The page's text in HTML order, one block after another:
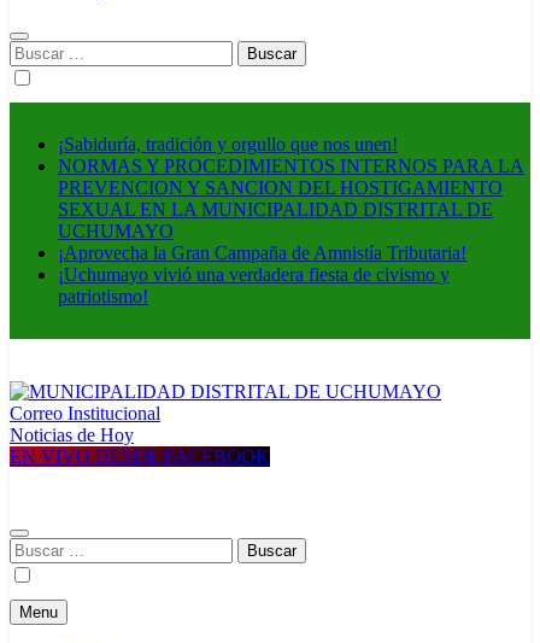
Buscar:
¡Sabiduría, tradición y orgullo que nos unen!
NORMAS Y PROCEDIMIENTOS INTERNOS PARA LA
PREVENCION Y SANCION DEL HOSTIGAMIENTO
SEXUAL EN LA MUNICIPALIDAD DISTRITAL DE
UCHUMAYO
¡Aprovecha la Gran Campaña de Amnistía Tributaria!
¡Uchumayo vivió una verdadera fiesta de civismo y
patriotismo!
MUNICIPALIDAD DISTRITAL DE UCHUMAYO
Construyendo una nueva Historia
Correo Institucional
Noticias de Hoy
EN VIVO DESDE FACEBOOK
Buscar:
Menu